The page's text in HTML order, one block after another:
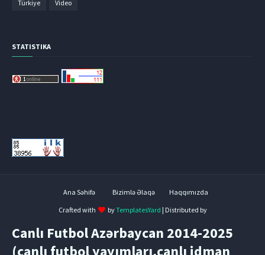
Türkiye Video
STATISTIKA
Ana Səhifə Bizimlə Əlaqə
Haqqımızda
Crafted with
byTemplatesYard | Distributed by
Canlı Futbol Azərbaycan 2014-2025
(canlı futbol yayımları,canlı idman